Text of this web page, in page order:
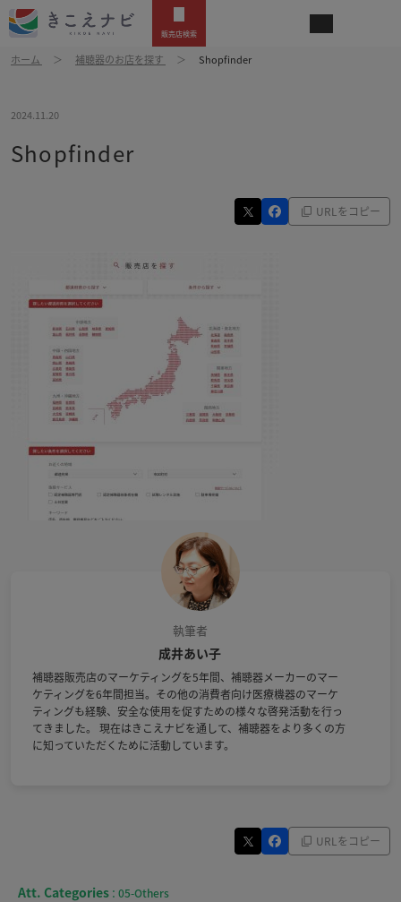
販売店検索
ホーム 補聴器のお店を探す Shopfinder
2024.11.20
Shopfinder
URLをコピー
執筆者
成井あい子
補聴器販売店のマーケティングを5年間、補聴器メーカーのマー
ケティングを6年間担当。その他の消費者向け医療機器のマーケ
ティングも経験、安全な使用を促すための様々な啓発活動を行っ
てきました。 現在はきこえナビを通して、補聴器をより多くの方
に知っていただくために活動しています。
URLをコピー
Att. Categories : 05-Others